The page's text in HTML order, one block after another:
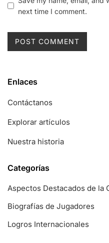
next time I comment.
Enlaces
Contáctanos
Explorar artículos
Nuestra historia
Categorías
Aspectos Destacados de la
Biografías de Jugadores
Logros Internacionales